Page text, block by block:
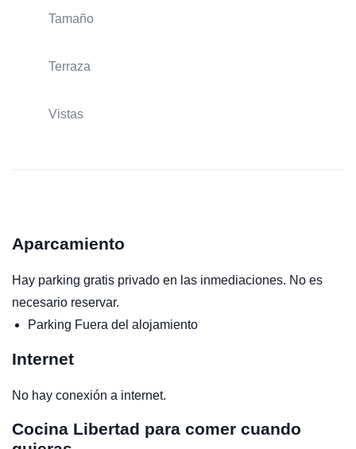
Tamaño
Terraza
Vistas
Aparcamiento
Hay parking gratis privado en las inmediaciones. No es
necesario reservar.
Parking Fuera del alojamiento
Internet
No hay conexión a internet.
Cocina Libertad para comer cuando